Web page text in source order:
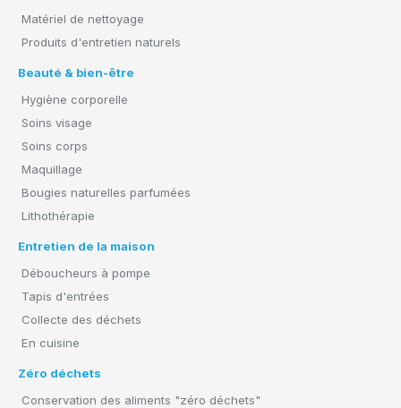
Matériel de nettoyage
Produits d'entretien naturels
Beauté & bien-être
Hygiène corporelle
Soins visage
Soins corps
Maquillage
Bougies naturelles parfumées
Lithothérapie
Entretien de la maison
Déboucheurs à pompe
Tapis d'entrées
Collecte des déchets
En cuisine
Zéro déchets
Conservation des aliments "zéro déchets"